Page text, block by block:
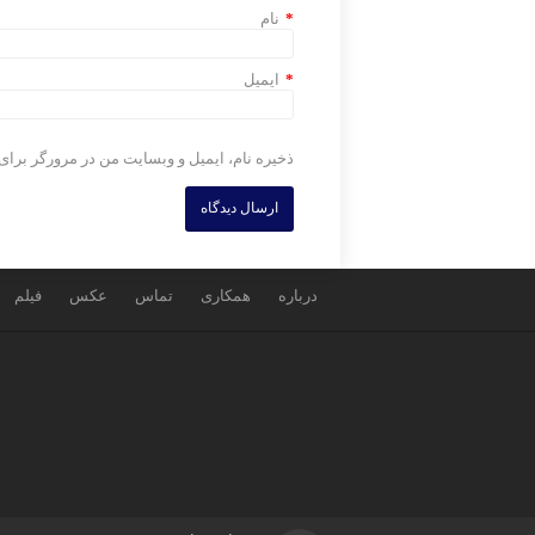
نام *
ایمیل *
ذخیره نام، ایمیل و وبسایت من در مرورگر
درباره همکاری تماس عکس فیلم